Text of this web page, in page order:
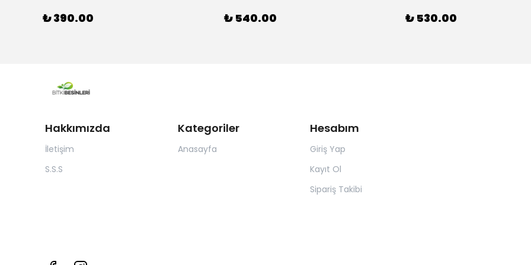
₺ 390.00 ₺ 540.00 ₺ 530.00
Hakkımızda
İletişim
S.S.S
Kategoriler
Anasayfa
Hesabım
Giriş Yap
Kayıt Ol
Sipariş Takibi